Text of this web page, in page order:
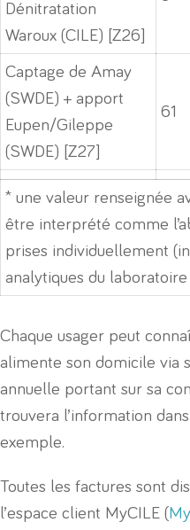
Dénitratation
Waroux (CILE) [Z26]
Captage de Amay
(SWDE) + apport
Eupen/Gileppe
(SWDE) [Z27]
61
* une valeur renseignée
être interprété comme
prises individuellement
analytiques du
Chaque usager peut
alimente son domicile via
annuelle portant sur sa
trouvera l’information
exemple.
Toutes les factures sont
l’espace client MyCILE (